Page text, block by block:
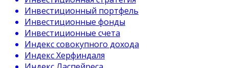
Инвестиционный портфель
Инвестиционные фонды
Инвестиционные счета
Индекс совокупного дохода
Индекс Херфиндаля